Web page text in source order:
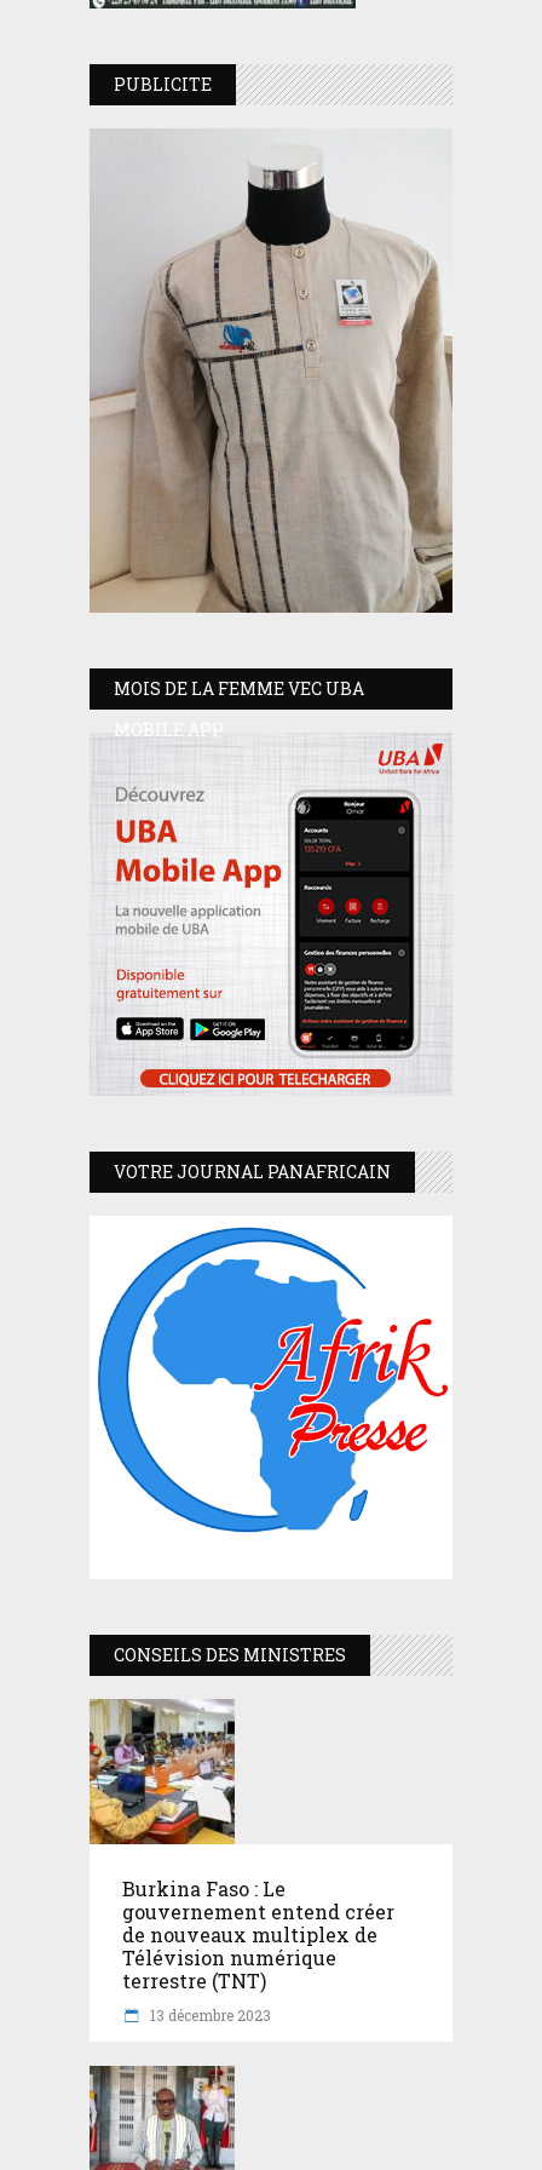
PUBLICITE
MOIS DE LA FEMME VEC UBA
MOBILE APP
VOTRE JOURNAL PANAFRICAIN
CONSEILS DES MINISTRES
Burkina Faso : Le
gouvernement entend créer
de nouveaux multiplex de
Télévision numérique
terrestre (TNT)
13 décembre 2023